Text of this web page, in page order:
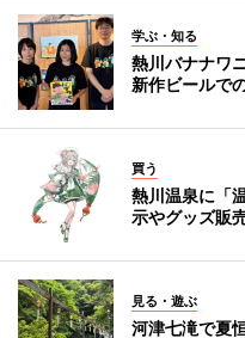
学ぶ・知る
熱川バナナワ
新作ビールで
買う
熱川温泉に「
示やグッズ販
見る・遊ぶ
河津七滝で夏